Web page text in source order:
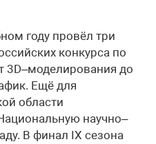
году провёл три
конкурса по
3D–моделирования до
Ещё для
области
научно–
В финал IX сезона